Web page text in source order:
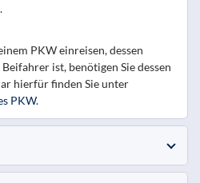
PKW einreisen, dessen
ist, benötigen Sie dessen
hierfür finden Sie unter
PKW.